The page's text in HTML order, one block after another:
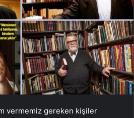
vermemiz gereken kişiler